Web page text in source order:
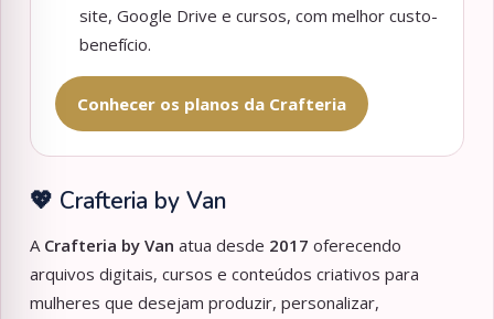
site, Google Drive e cursos, com melhor custo-
benefício.
Conhecer os planos da Crafteria
💖 Crafteria by Van
A Crafteria by Van atua desde 2017 oferecendo
arquivos digitais, cursos e conteúdos criativos para
mulheres que desejam produzir, personalizar,